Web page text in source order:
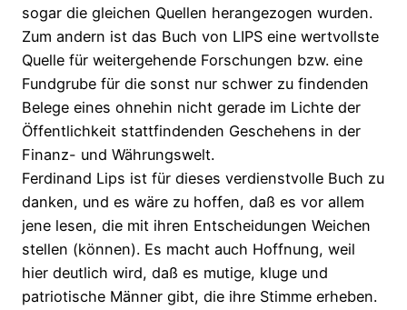
sogar die gleichen Quellen herangezogen wurden.
Zum andern ist das Buch von LIPS eine wertvollste
Quelle für weitergehende Forschungen bzw. eine
Fundgrube für die sonst nur schwer zu findenden
Belege eines ohnehin nicht gerade im Lichte der
Öffentlichkeit stattfindenden Geschehens in der
Finanz- und Währungswelt.
Ferdinand Lips ist für dieses verdienstvolle Buch zu
danken, und es wäre zu hoffen, daß es vor allem
jene lesen, die mit ihren Entscheidungen Weichen
stellen (können). Es macht auch Hoffnung, weil
hier deutlich wird, daß es mutige, kluge und
patriotische Männer gibt, die ihre Stimme erheben.